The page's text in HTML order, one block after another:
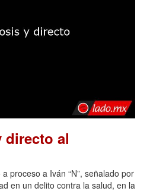
directo al
proceso a Iván “N”, señalado por
en un delito contra la salud, en la